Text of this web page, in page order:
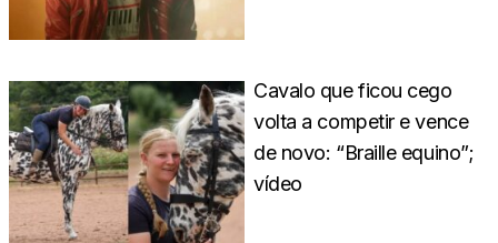
Cavalo que ficou cego
volta a competir e vence
de novo: “Braille equino”;
vídeo